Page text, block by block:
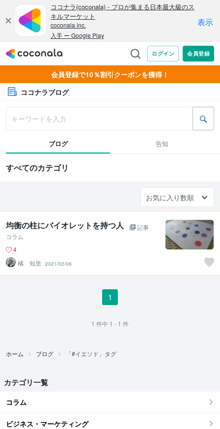
会員登録で10％割引クーポンを獲得！
ココナラブログ
ブログ 告知
すべてのカテゴリ
均衡の柱にバイオレットを持つ人
記事
コラム
4
橘 知里
2021/02/06
1
1 件中 1 - 1 件
ホーム ブログ 「#イエソド」タグ
カテゴリ一覧
コラム
ビジネス・マーケティング